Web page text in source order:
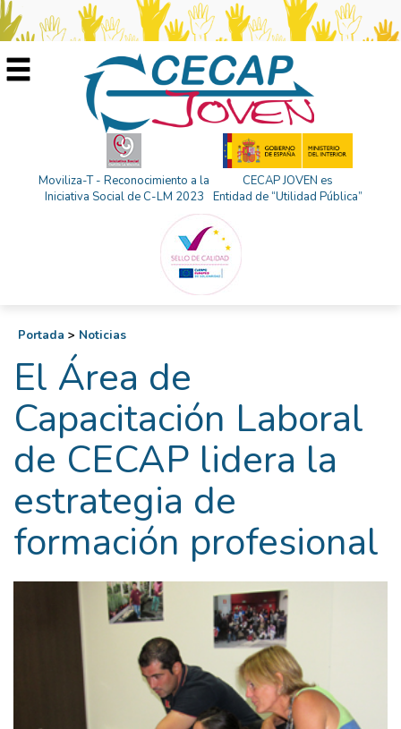
Moviliza-T - Reconocimiento a la
Iniciativa Social de C-LM 2023
CECAP JOVEN es
Entidad de “Utilidad Pública”
Portada > Noticias
El Área de
Capacitación Laboral
de CECAP lidera la
estrategia de
formación profesional